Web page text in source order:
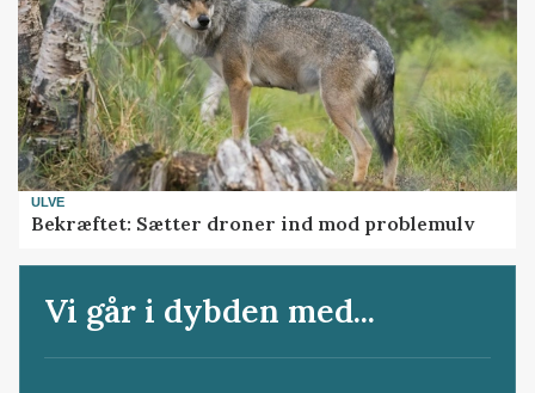
ULVE
Bekræftet: Sætter droner ind mod problemulv
Vi går i dybden med...